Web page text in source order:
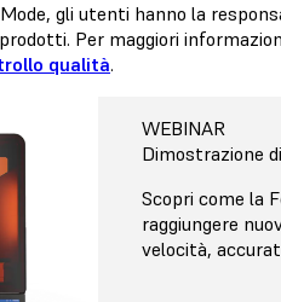
gli utenti hanno la
Per maggiori
qualità.
WEBINAR
Dimostrazione
Scopri come la
raggiungere
velocità,